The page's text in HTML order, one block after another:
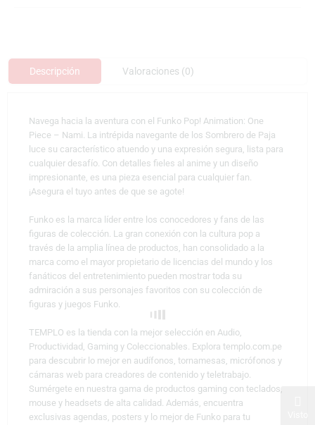
Descripción Valoraciones (0)
Navega hacia la aventura con el Funko Pop! Animation: One
Piece – Nami. La intrépida navegante de los Sombrero de Paja
luce su característico atuendo y una expresión segura, lista para
cualquier desafío. Con detalles fieles al anime y un diseño
impresionante, es una pieza esencial para cualquier fan.
¡Asegura el tuyo antes de que se agote!
Funko es la marca líder entre los conocedores y fans de las
figuras de colección. La gran conexión con la cultura pop a
través de la amplia línea de productos, han consolidado a la
marca como el mayor propietario de licencias del mundo y los
fanáticos del entretenimiento pueden mostrar toda su
admiración a sus personajes favoritos con su colección de
figuras y juegos Funko.
TEMPLO es la tienda con la mejor selección en Audio,
Productividad, Gaming y Coleccionables. Explora templo.com.pe
para descubrir lo mejor en audífonos, tornamesas, micrófonos y
cámaras web para creadores de contenido y teletrabajo.
Sumérgete en nuestra gama de productos gaming con teclados,
mouse y headsets de alta calidad. Además, encuentra
exclusivas agendas, posters y lo mejor de Funko para tu